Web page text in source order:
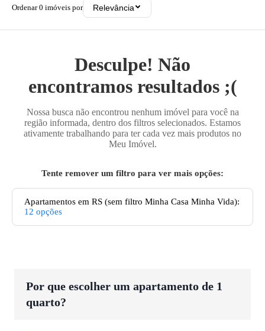
Ordenar0 imóveis por Relevância
Desculpe! Não
encontramos resultados ;(
Nossa busca não encontrou nenhum imóvel para você na
região informada, dentro dos filtros selecionados. Estamos
ativamente trabalhando para ter cada vez mais produtos no
Meu Imóvel.
Tente remover um filtro para ver mais opções:
Apartamentos em RS (sem filtro Minha Casa Minha Vida):
12 opções
Por que escolher um apartamento de 1
quarto?